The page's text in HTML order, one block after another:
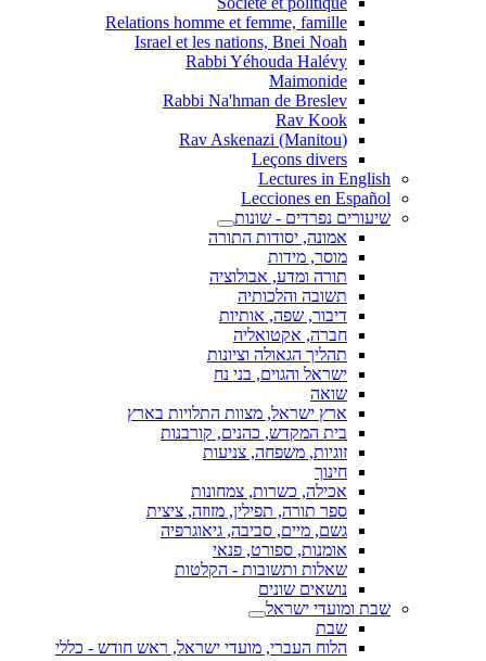
Relations homme et femme, famille
Israel et les nations, Bnei Noah
Rabbi Yéhouda Halévy
Maimonide
Rabbi Na'hman de Breslev
Rav Kook
(Rav Askenazi (Manitou
Leçons divers
Lectures in English
Lecciones en Español
שיעורים נפרדים - שונות
אמונה, יסודות התורה
מוסר, מידות
תורה ומדע, אבולוציה
תשובה והלכותיה
דיבור, שפה, אותיות
חברה, אקטואליה
תהליך הגאולה וציונות
ישראל והגוים, בני נח
שואה
ארץ ישראל, מצוות התלויות בארץ
בית המקדש, כהנים, קורבנות
זוגיות, משפחה, צניעות
חינוך
אכילה, כשרות, צמחונות
ספר תורה, תפילין, מזוזה, ציצית
גשם, מיים, סביבה, גיאוגרפיה
אומנות, ספורט, פנאי
שאלות ותשובות - הקלטות
נושאים שונים
שבת ומועדי ישראל
שבת
הלוח העברי, מועדי ישראל, ראש חודש - כללי